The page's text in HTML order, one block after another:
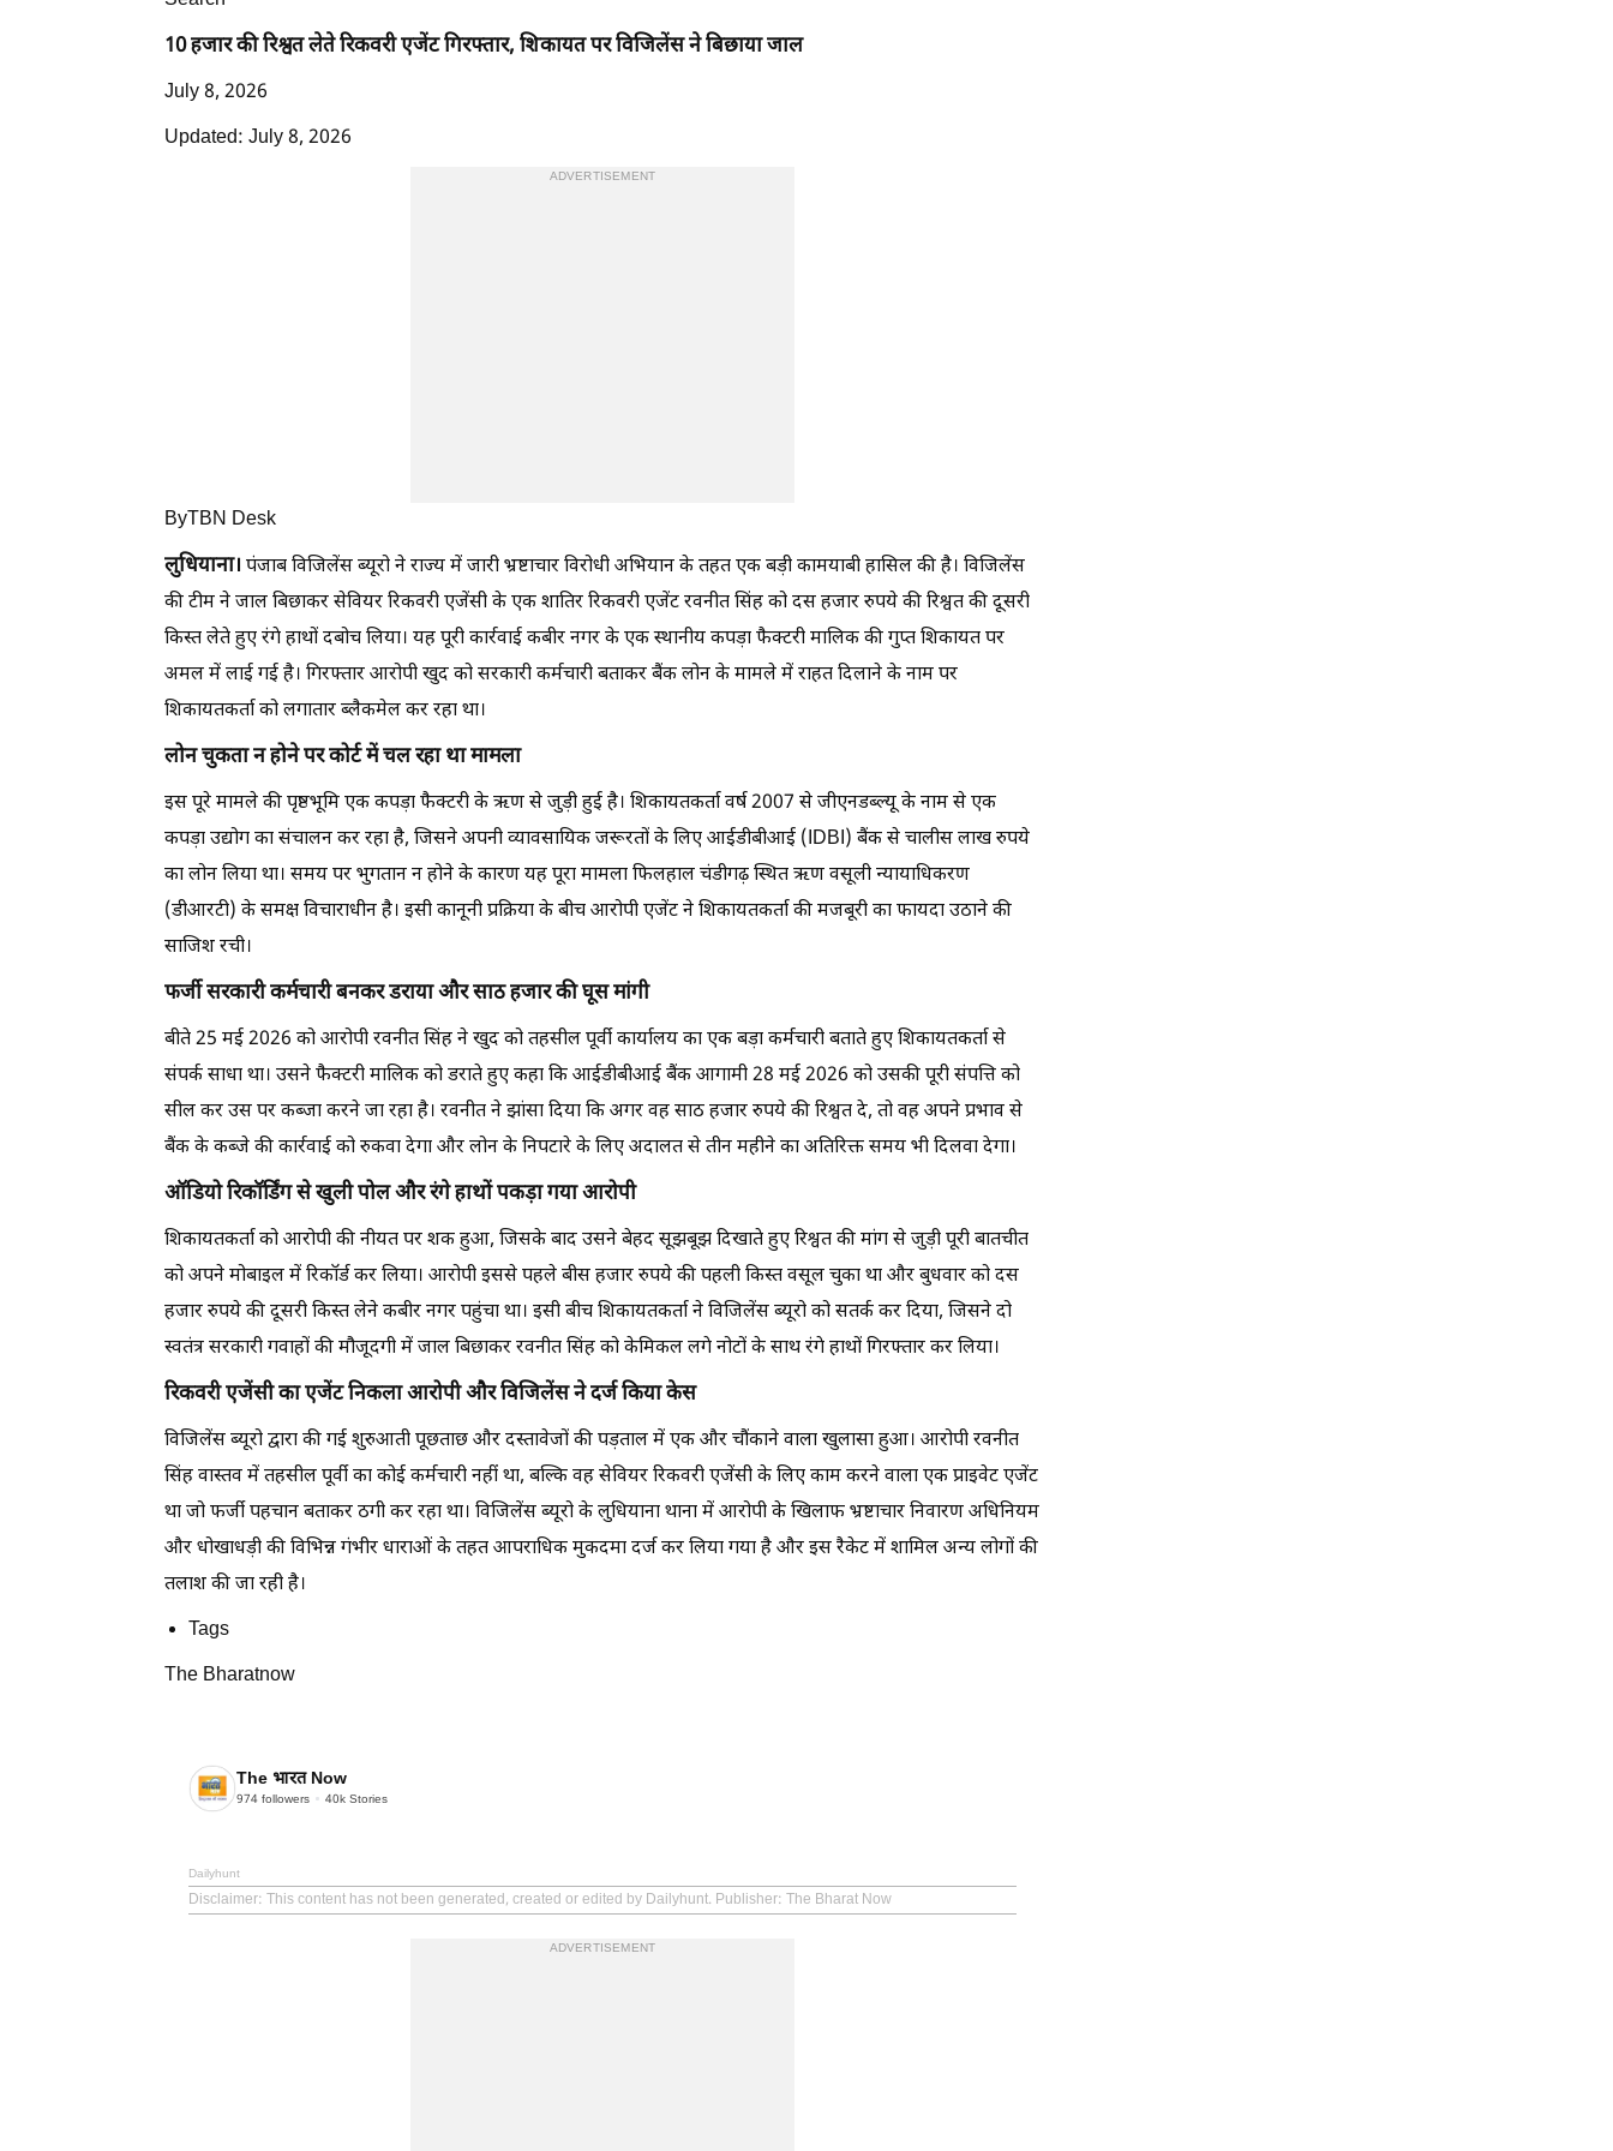
10 हजार की रिश्वत लेते रिकवरी एजेंट गिरफ्तार, शिकायत पर विजिलेंस ने बिछाया जाल
July 8, 2026
Updated: July 8, 2026
ADVERTISEMENT
ByTBN Desk
लुधियाना। पंजाब विजिलेंस ब्यूरो ने राज्य में जारी भ्रष्टाचार विरोधी अभियान के तहत एक बड़ी कामयाबी हासिल की है। विजिलेंस
की टीम ने जाल बिछाकर सेवियर रिकवरी एजेंसी के एक शातिर रिकवरी एजेंट रवनीत सिंह को दस हजार रुपये की रिश्वत की दूसरी
किस्त लेते हुए रंगे हाथों दबोच लिया। यह पूरी कार्रवाई कबीर नगर के एक स्थानीय कपड़ा फैक्टरी मालिक की गुप्त शिकायत पर
अमल में लाई गई है। गिरफ्तार आरोपी खुद को सरकारी कर्मचारी बताकर बैंक लोन के मामले में राहत दिलाने के नाम पर
शिकायतकर्ता को लगातार ब्लैकमेल कर रहा था।
लोन चुकता न होने पर कोर्ट में चल रहा था मामला
इस पूरे मामले की पृष्ठभूमि एक कपड़ा फैक्टरी के ऋण से जुड़ी हुई है। शिकायतकर्ता वर्ष 2007 से जीएनडब्ल्यू के नाम से एक
कपड़ा उद्योग का संचालन कर रहा है, जिसने अपनी व्यावसायिक जरूरतों के लिए आईडीबीआई (IDBI) बैंक से चालीस लाख रुपये
का लोन लिया था। समय पर भुगतान न होने के कारण यह पूरा मामला फिलहाल चंडीगढ़ स्थित ऋण वसूली न्यायाधिकरण
(डीआरटी) के समक्ष विचाराधीन है। इसी कानूनी प्रक्रिया के बीच आरोपी एजेंट ने शिकायतकर्ता की मजबूरी का फायदा उठाने की
साजिश रची।
फर्जी सरकारी कर्मचारी बनकर डराया और साठ हजार की घूस मांगी
बीते 25 मई 2026 को आरोपी रवनीत सिंह ने खुद को तहसील पूर्वी कार्यालय का एक बड़ा कर्मचारी बताते हुए शिकायतकर्ता से
संपर्क साधा था। उसने फैक्टरी मालिक को डराते हुए कहा कि आईडीबीआई बैंक आगामी 28 मई 2026 को उसकी पूरी संपत्ति को
सील कर उस पर कब्जा करने जा रहा है। रवनीत ने झांसा दिया कि अगर वह साठ हजार रुपये की रिश्वत दे, तो वह अपने प्रभाव से
बैंक के कब्जे की कार्रवाई को रुकवा देगा और लोन के निपटारे के लिए अदालत से तीन महीने का अतिरिक्त समय भी दिलवा देगा।
ऑडियो रिकॉर्डिंग से खुली पोल और रंगे हाथों पकड़ा गया आरोपी
शिकायतकर्ता को आरोपी की नीयत पर शक हुआ, जिसके बाद उसने बेहद सूझबूझ दिखाते हुए रिश्वत की मांग से जुड़ी पूरी बातचीत
को अपने मोबाइल में रिकॉर्ड कर लिया। आरोपी इससे पहले बीस हजार रुपये की पहली किस्त वसूल चुका था और बुधवार को दस
हजार रुपये की दूसरी किस्त लेने कबीर नगर पहुंचा था। इसी बीच शिकायतकर्ता ने विजिलेंस ब्यूरो को सतर्क कर दिया, जिसने दो
स्वतंत्र सरकारी गवाहों की मौजूदगी में जाल बिछाकर रवनीत सिंह को केमिकल लगे नोटों के साथ रंगे हाथों गिरफ्तार कर लिया।
रिकवरी एजेंसी का एजेंट निकला आरोपी और विजिलेंस ने दर्ज किया केस
विजिलेंस ब्यूरो द्वारा की गई शुरुआती पूछताछ और दस्तावेजों की पड़ताल में एक और चौंकाने वाला खुलासा हुआ। आरोपी रवनीत
सिंह वास्तव में तहसील पूर्वी का कोई कर्मचारी नहीं था, बल्कि वह सेवियर रिकवरी एजेंसी के लिए काम करने वाला एक प्राइवेट एजेंट
था जो फर्जी पहचान बताकर ठगी कर रहा था। विजिलेंस ब्यूरो के लुधियाना थाना में आरोपी के खिलाफ भ्रष्टाचार निवारण अधिनियम
और धोखाधड़ी की विभिन्न गंभीर धाराओं के तहत आपराधिक मुकदमा दर्ज कर लिया गया है और इस रैकेट में शामिल अन्य लोगों की
तलाश की जा रही है।
Tags
The Bharatnow
The भारत Now
974 followers 40k Stories
Dailyhunt
Disclaimer: This content has not been generated, created or edited by Dailyhunt. Publisher: The Bharat Now
ADVERTISEMENT